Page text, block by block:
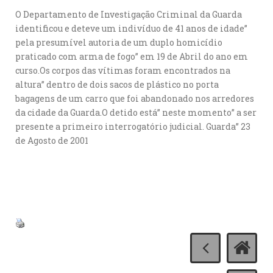
O Departamento de Investigação Criminal da Guarda
identificou e deteve um indivíduo de 41 anos de idade”
pela presumível autoria de um duplo homicídio
praticado com arma de fogo” em 19 de Abril do ano em
curso.Os corpos das vítimas foram encontrados na
altura” dentro de dois sacos de plástico no porta
bagagens de um carro que foi abandonado nos arredores
da cidade da Guarda.O detido está” neste momento” a ser
presente a primeiro interrogatório judicial. Guarda” 23
de Agosto de 2001